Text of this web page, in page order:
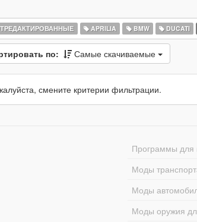
APRILIA BMW DUCATI
по: Самые скачиваемые
смените критерии фильтрации.
Программы для
Моды
Моды
Моды оружия